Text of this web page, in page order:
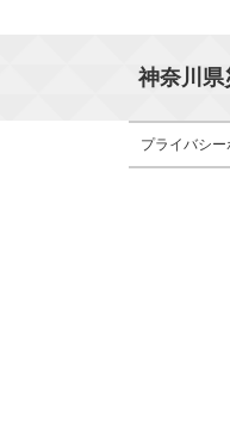
神奈川県
プライバシー